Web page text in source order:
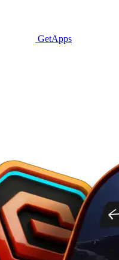
GetApps